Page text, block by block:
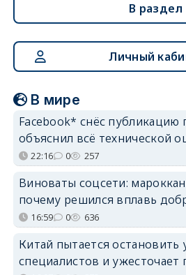
В раздел
Личный
В мире
Facebook* снёс
объяснил всё технической
22:16 0 257
Виноваты соцсети:
почему решился вплавь
16:59 0 636
Китай пытается остановить
специалистов и ужесточает